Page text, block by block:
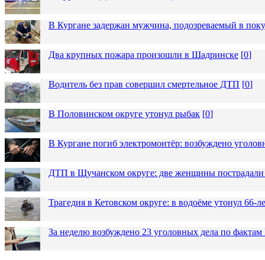
В Кургане задержан мужчина, подозреваемый в
Два крупных пожара произошли в Шадринске [0]
Водитель без прав совершил смертельное ДТП [0]
В Половинском округе утонул рыбак [0]
В Кургане погиб электромонтёр: возбуждено
ДТП в Щучанском округе: две женщины пострадали
Трагедия в Кетовском округе: в водоёме утонул 66-
За неделю возбуждено 23 уголовных дела по